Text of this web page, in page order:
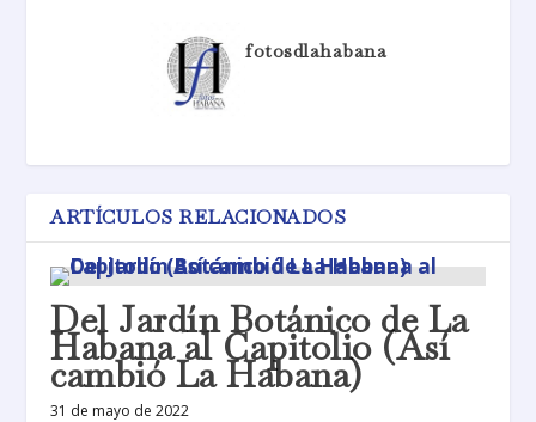
fotosdlahabana
ARTÍCULOS RELACIONADOS
Del Jardín Botánico de La
Habana al Capitolio (Así
cambió La Habana)
31 de mayo de 2022